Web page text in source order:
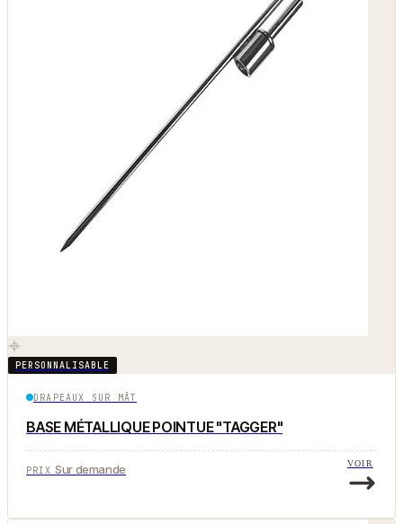
PERSONNALISABLE
DRAPEAUX SUR MÂT
BASE MÉTALLIQUE POINTUE "TAGGER"
PRIX Sur demande VOIR